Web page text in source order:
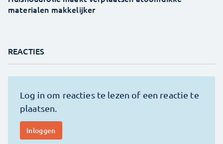
materialen makkelijker
REACTIES